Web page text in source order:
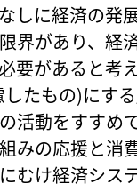
しに経済の発
界があり、経
要があると考
たもの)にす
活動をすす
みの応援と消
むけ経済シス